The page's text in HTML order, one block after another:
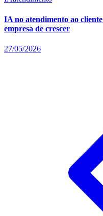
IA no atendimento ao
empresa de crescer
27/05/2026